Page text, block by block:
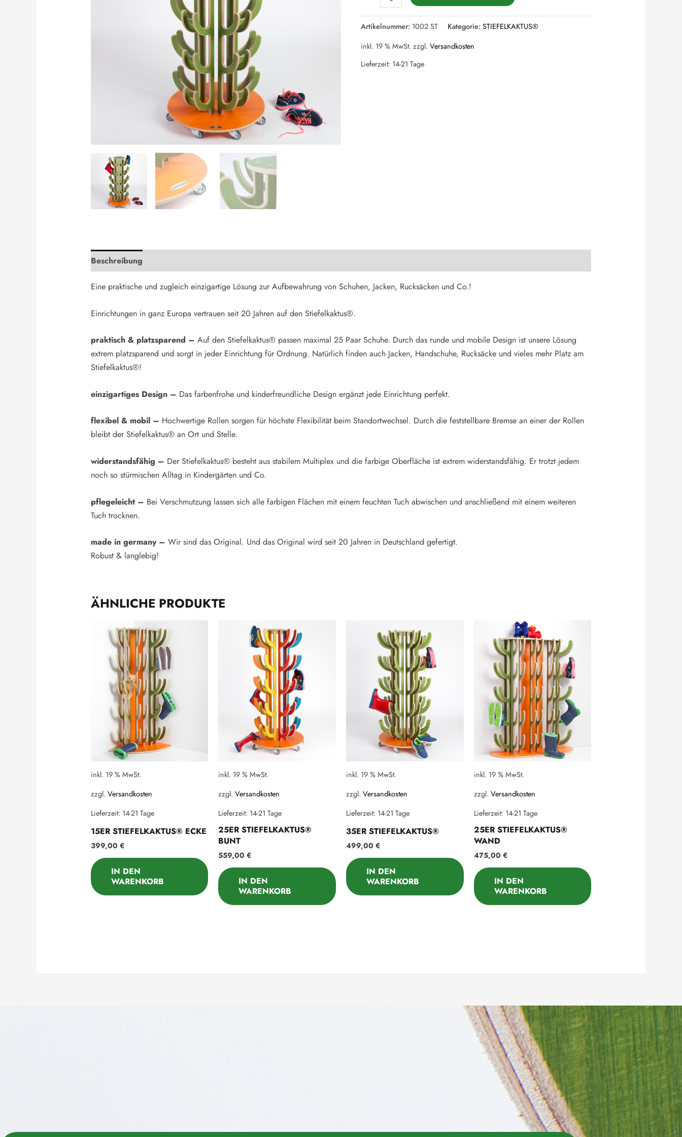
Artikelnummer: 1002 ST Kategorie:STIEFELKAKTUS®
inkl. 19 % MwSt. zzgl.Versandkosten
Lieferzeit: 14-21 Tage
Beschreibung
Eine praktische und zugleich einzigartige Lösung zur Aufbewahrung von Schuhen, Jacken, Rucksäcken und Co.!
Einrichtungen in ganz Europa vertrauen seit 20 Jahren auf den Stiefelkaktus®.
praktisch & platzsparend – Auf den Stiefelkaktus® passen maximal 25 Paar Schuhe. Durch das runde und mobile Design ist unsere Lösung
extrem platzsparend und sorgt in jeder Einrichtung für Ordnung. Natürlich finden auch Jacken, Handschuhe, Rucksäcke und vieles mehr Platz am
Stiefelkaktus®!
einzigartiges Design – Das farbenfrohe und kinderfreundliche Design ergänzt jede Einrichtung perfekt.
flexibel & mobil – Hochwertige Rollen sorgen für höchste Flexibilität beim Standortwechsel. Durch die feststellbare Bremse an einer der Rollen
bleibt der Stiefelkaktus® an Ort und Stelle.
widerstandsfähig – Der Stiefelkaktus® besteht aus stabilem Multiplex und die farbige Oberfläche ist extrem widerstandsfähig. Er trotzt jedem
noch so stürmischen Alltag in Kindergärten und Co.
pflegeleicht – Bei Verschmutzung lassen sich alle farbigen Flächen mit einem feuchten Tuch abwischen und anschließend mit einem weiteren
Tuch trocknen.
made in germany – Wir sind das Original. Und das Original wird seit 20 Jahren in Deutschland gefertigt.
Robust & langlebig!
ÄHNLICHE PRODUKTE
inkl. 19 % MwSt.
zzgl. Versandkosten
Lieferzeit: 14-21 Tage
15ER STIEFELKAKTUS® ECKE
399,00 €
IN DEN
WARENKORB
inkl. 19 % MwSt.
zzgl.Versandkosten
Lieferzeit: 14-21 Tage
25ER STIEFELKAKTUS®
BUNT
559,00€
IN DEN
WARENKORB
inkl. 19 % MwSt.
zzgl. Versandkosten
Lieferzeit: 14-21 Tage
35ER STIEFELKAKTUS®
499,00 €
IN DEN
WARENKORB
inkl. 19 % MwSt.
zzgl. Versandkosten
Lieferzeit: 14-21 Tage
25ER STIEFELKAKTUS®
WAND
475,00 €
IN DEN
WARENKORB